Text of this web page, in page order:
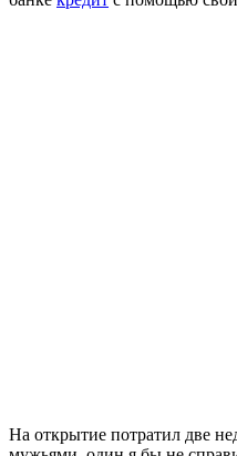
На открытие потратил две